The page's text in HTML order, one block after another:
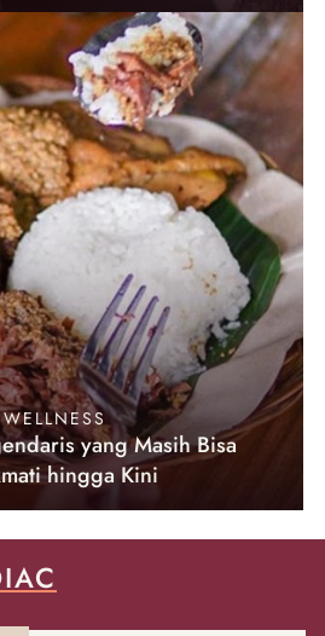
WELLNESS
yang Masih Bisa
hingga Kini